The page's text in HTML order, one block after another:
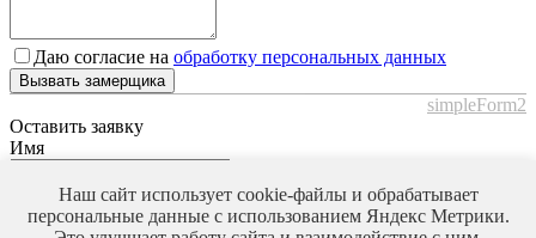
Даю согласие на обработку персональных данных
Вызвать замерщика
simpleForm2
Оставить заявку
Имя
Телефон*
Наш сайт использует cookie-файлы и обрабатывает
персональные данные с использованием Яндекс Метрики.